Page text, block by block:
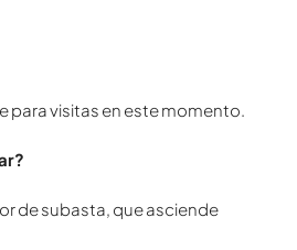
para visitas en este momento.
de subasta, que asciende